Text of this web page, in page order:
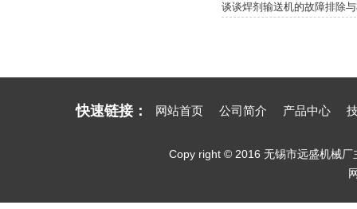
谈谈焊剂输送机的故障排除
快速链接： 网站首页 公司简介 产品中心
Copy right © 2016 无锡市远盛机械